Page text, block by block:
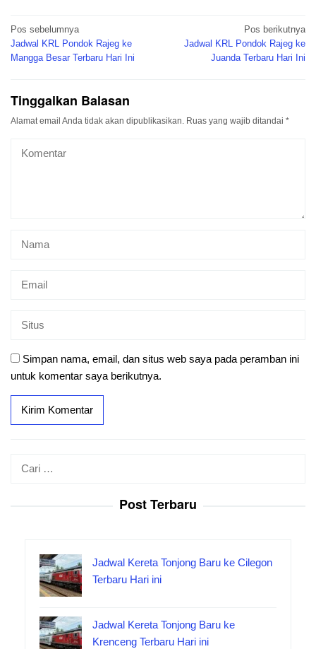
Navigasi
pos
Pos sebelumnya
Jadwal KRL Pondok Rajeg ke
Mangga Besar Terbaru Hari Ini
Pos berikutnya
Jadwal KRL Pondok Rajeg ke
Juanda Terbaru Hari Ini
Tinggalkan Balasan
Alamat email Anda tidak akan dipublikasikan. Ruas yang wajib ditandai *
Simpan nama, email, dan situs web saya pada peramban ini
untuk komentar saya berikutnya.
Cari
Post Terbaru
Jadwal Kereta Tonjong Baru ke Cilegon
Terbaru Hari ini
Jadwal Kereta Tonjong Baru ke
Krenceng Terbaru Hari ini